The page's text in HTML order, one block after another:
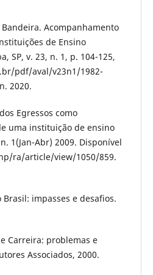
Acompanhamento
de Ensino
SP, v. 23, n. 1, p. 104-125,
pdf/aval/v23n1/1982-
2020.
Egressos como
uma instituição de ensino
1(Jan-Abr) 2009. Disponível
ra/article/view/1050/859.
Brasil: impasses e desafios.
Carreira: problemas e
Associados, 2000.